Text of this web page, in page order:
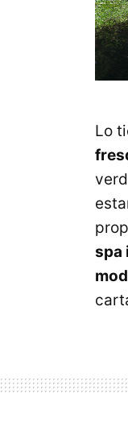
Lo
spa